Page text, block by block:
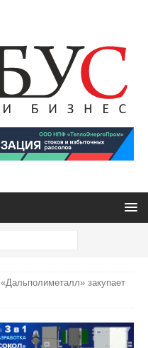
«Дальполиметалл» закупает